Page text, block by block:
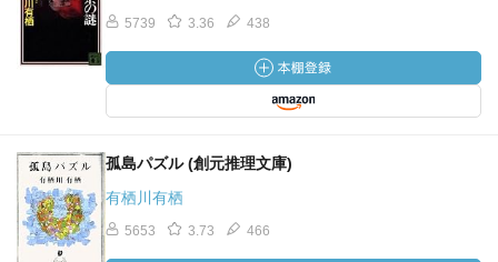
5739 3.36 438
孤島パズル (創元推理文庫)
有栖川有栖
5653 3.73 466